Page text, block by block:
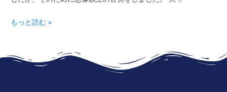
もっと読む »